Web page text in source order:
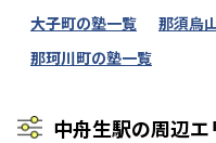
大子町の塾一覧
那須烏
那珂川町の塾一覧
中舟生駅の周辺